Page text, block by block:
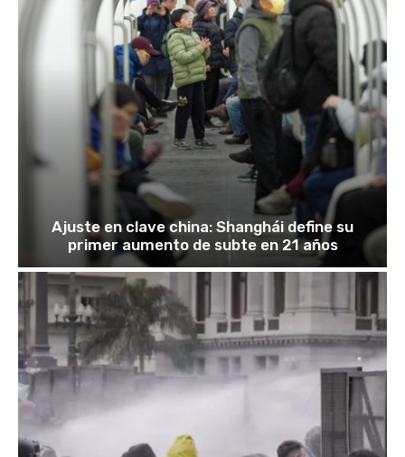
Ajuste en clave china: Shanghái define su
primer aumento de subte en 21 años